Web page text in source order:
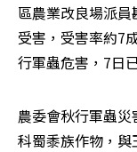
區農業改良場派
受害，受害率約7
行軍蟲危害，7日
農委會秋行軍蟲
科蜀黍族作物，